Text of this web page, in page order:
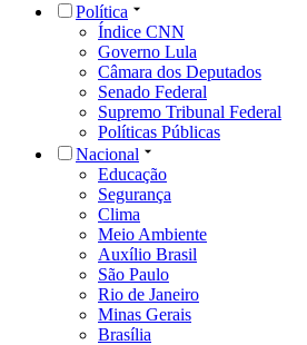
Política
Índice CNN
Governo Lula
Câmara dos Deputados
Senado Federal
Supremo Tribunal Federal
Políticas Públicas
Nacional
Educação
Segurança
Clima
Meio Ambiente
Auxílio Brasil
São Paulo
Rio de Janeiro
Minas Gerais
Brasília